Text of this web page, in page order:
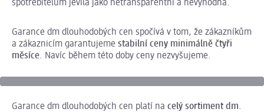
spotřebitelům jevila jako netransparentní a nevýhodná.
Garance dm dlouhodobých cen spočívá v tom, že zákazníkům
a zákaznicím garantujeme stabilní ceny minimálně čtyři
měsíce. Navíc během této doby ceny nezvyšujeme.
Garance dm dlouhodobých cen platí na celý sortiment dm.